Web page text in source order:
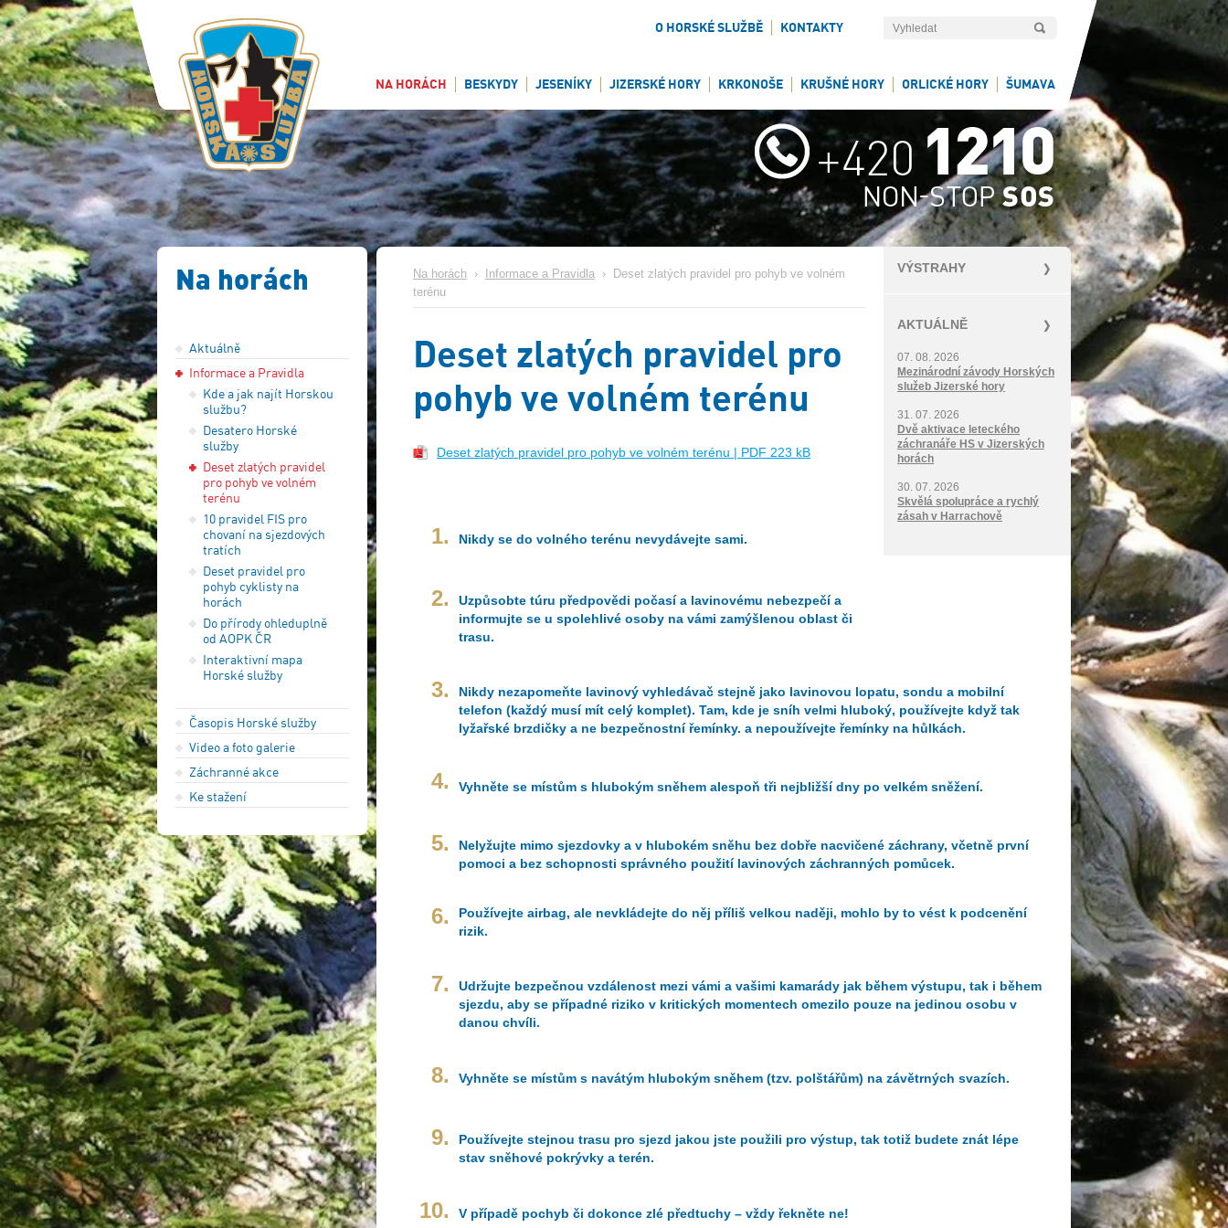
O HORSKÉ SLUŽBĚ KONTAKTY
NA HORÁCH BESKYDY JESENÍKY JIZERSKÉ HORY KRKONOŠE KRUŠNÉ HORY ORLICKÉ HORY ŠUMAVA
Na horách
Aktuálně
Informace a Pravidla
Kde a jak najít Horskou
službu?
Desatero Horské
služby
Deset zlatých pravidel
pro pohyb ve volném
terénu
10 pravidel FIS pro
chovaní na sjezdových
tratích
Deset pravidel pro
pohyb cyklisty na
horách
Do přírody ohleduplně
od AOPK ČR
Interaktivní mapa
Horské služby
Časopis Horské služby
Video a foto galerie
Záchranné akce
Ke stažení
VÝSTRAHY
AKTUÁLNĚ
07. 08. 2026
Mezinárodní závody Horských
služeb Jizerské hory
31. 07. 2026
Dvě aktivace leteckého
záchranáře HS v Jizerských
horách
30. 07. 2026
Skvělá spolupráce a rychlý
zásah v Harrachově
Na horách › Informace a Pravidla ›
Deset zlatých pravidel pro pohyb ve volném
terénu
Deset zlatých pravidel pro
pohyb ve volném terénu
Deset zlatých pravidel pro pohyb ve volném terénu | PDF 223 kB
1. Nikdy se do volného terénu nevydávejte sami.
2.
Uzpůsobte túru předpovědi počasí a lavinovému nebezpečí a
informujte se u spolehlivé osoby na vámi zamýšlenou oblast či
trasu.
3.
Nikdy nezapomeňte lavinový vyhledávač stejně jako lavinovou lopatu, sondu a mobilní
telefon (každý musí mít celý komplet). Tam, kde je sníh velmi hluboký, používejte když tak
lyžařské brzdičky a ne bezpečnostní řemínky. a nepoužívejte řemínky na hůlkách.
4. Vyhněte se místům s hlubokým sněhem alespoň tři nejbližší dny po velkém sněžení.
5.
Nelyžujte mimo sjezdovky a v hlubokém sněhu bez dobře nacvičené záchrany, včetně první
pomoci a bez schopnosti správného použití lavinových záchranných pomůcek.
6.
Používejte airbag, ale nevkládejte do něj příliš velkou naději, mohlo by to vést k podcenění
rizik.
7.
Udržujte bezpečnou vzdálenost mezi vámi a vašimi kamarády jak během výstupu, tak i během
sjezdu, aby se případné riziko v kritických momentech omezilo pouze na jedinou osobu v
danou chvíli.
8. Vyhněte se místům s navátým hlubokým sněhem (tzv. polštářům) na závětrných svazích.
9.
Používejte stejnou trasu pro sjezd jakou jste použili pro výstup, tak totiž budete znát lépe
stav sněhové pokrývky a terén.
10. V případě pochyb či dokonce zlé předtuchy – vždy řekněte ne!